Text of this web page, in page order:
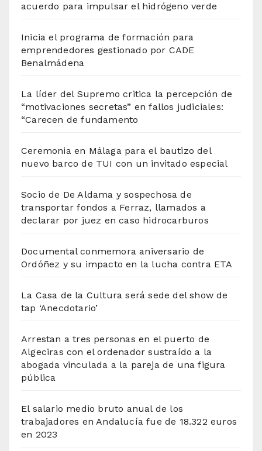
acuerdo para impulsar el hidrógeno verde
Inicia el programa de formación para
emprendedores gestionado por CADE
Benalmádena
La líder del Supremo critica la percepción de
“motivaciones secretas” en fallos judiciales:
“Carecen de fundamento
Ceremonia en Málaga para el bautizo del
nuevo barco de TUI con un invitado especial
Socio de De Aldama y sospechosa de
transportar fondos a Ferraz, llamados a
declarar por juez en caso hidrocarburos
Documental conmemora aniversario de
Ordóñez y su impacto en la lucha contra ETA
La Casa de la Cultura será sede del show de
tap ‘Anecdotario’
Arrestan a tres personas en el puerto de
Algeciras con el ordenador sustraído a la
abogada vinculada a la pareja de una figura
pública
El salario medio bruto anual de los
trabajadores en Andalucía fue de 18.322 euros
en 2023